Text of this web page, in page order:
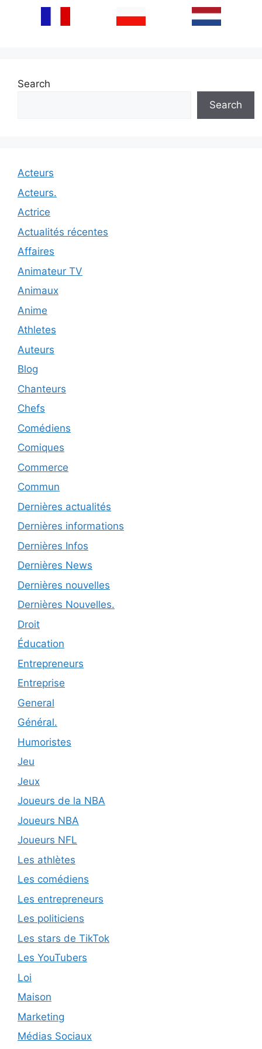
Search
Search
Acteurs
Acteurs.
Actrice
Actualités récentes
Affaires
Animateur TV
Animaux
Anime
Athletes
Auteurs
Blog
Chanteurs
Chefs
Comédiens
Comiques
Commerce
Commun
Dernières actualités
Dernières informations
Dernières Infos
Dernières News
Dernières nouvelles
Dernières Nouvelles.
Droit
Éducation
Entrepreneurs
Entreprise
General
Général.
Humoristes
Jeu
Jeux
Joueurs de la NBA
Joueurs NBA
Joueurs NFL
Les athlètes
Les comédiens
Les entrepreneurs
Les politiciens
Les stars de TikTok
Les YouTubers
Loi
Maison
Marketing
Médias Sociaux